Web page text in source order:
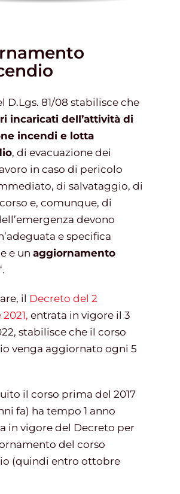
D.Lgs. 81/08 stabilisce che
incaricati dell’attività di
incendi e lotta
, di evacuazione dei
in caso di pericolo
di salvataggio, di
e, comunque, di
devono
e specifica
e un aggiornamento
il Decreto del 2
entrata in vigore il 3
stabilisce che il corso
venga aggiornato ogni 5
il corso prima del 2017
fa) ha tempo 1 anno
in vigore del Decreto per
del corso
(quindi entro ottobre